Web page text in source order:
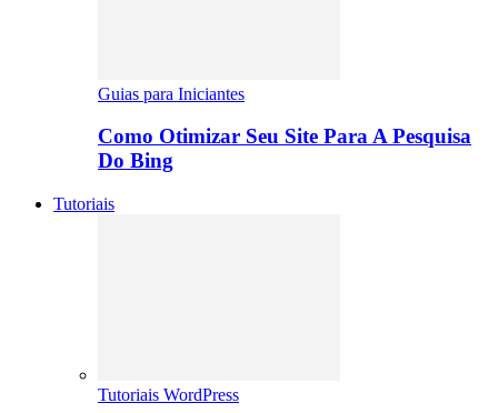
Guias para Iniciantes
Como Otimizar Seu Site Para A Pesquisa
Do Bing
Tutoriais
Tutoriais WordPress